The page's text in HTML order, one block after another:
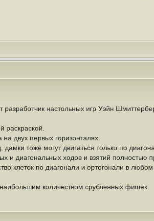
настольных игр Уэйн
раскраской.
двух первых горизонталях.
тоже могут двигаться только по
и диагональных ходов и взятий
клеток по диагонали и ортогонали в любом
количеством срубленных фишек.